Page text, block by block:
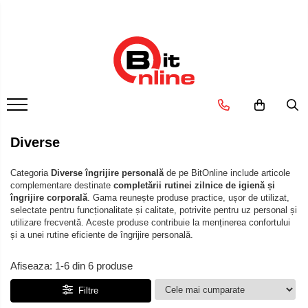
Aparate aerosoli si accesorii
Camere inhalare
Tensiometre mecanice
Tensiometre electronice
Accesorii
Termometre
Termometre clasice
Ingrijire personala & cosmetice
Ingrjire faciala
Tratamente ingrjire corp
Perii de par
Igiena dentara
Periute de dinti electrice
Irigatoare bucale
Ondulatoare si placi de par
Ondulatoare
Electrocasnice & climatizare
Purificatoare
Electrocasnice mici
Aminoacizi
Tablete energizante
Uniforme si saboti medicali
Distribuitor autorizat Philips
Diverse
Categoria Diverse îngrijire personalăde pe BitOnline include articole
complementare destinate completării rutinei zilnice de igienă și
îngrijire corporală. Gama reunește produse practice, ușor de utilizat,
selectate pentru funcționalitate și calitate, potrivite pentru uz personal și
utilizare frecventă. Aceste produse contribuie la menținerea confortului
și a unei rutine eficiente de îngrijire personală.
Afiseaza: 1-6 din 6 produse
Filtre